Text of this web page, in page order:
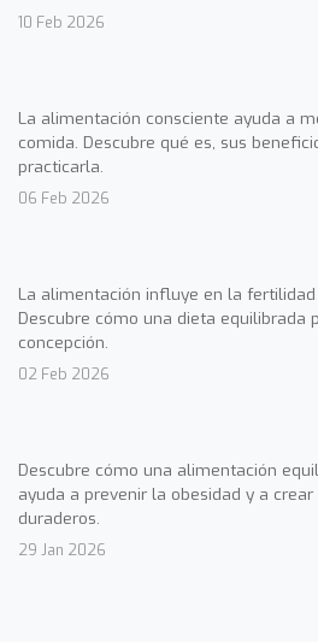
10 Feb 2026
La alimentación consciente ayuda a
comida. Descubre qué es, sus
practicarla.
06 Feb 2026
La alimentación influye en la
Descubre cómo una dieta equilibrada
concepción.
02 Feb 2026
Descubre cómo una alimentación
ayuda a prevenir la obesidad y a
duraderos.
29 Jan 2026